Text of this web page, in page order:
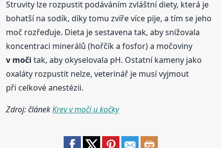
Struvity lze rozpustit podáváním zvláštní diety, která je
bohatší na sodík, díky tomu zvíře více pije, a tím se jeho
moč rozřeďuje. Dieta je sestavena tak, aby snižovala
koncentraci minerálů (hořčík a fosfor) a močoviny
v moči tak, aby okyselovala pH. Ostatní kameny jako
oxaláty rozpustit nelze, veterinář je musí vyjmout
při celkové anestézii.
Zdroj: článekKrev v moči u kočky